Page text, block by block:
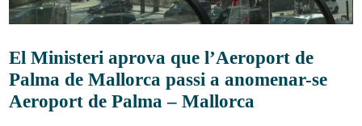
El Ministeri aprova que l’Aeroport de
Palma de Mallorca passi a anomenar-se
Aeroport de Palma – Mallorca